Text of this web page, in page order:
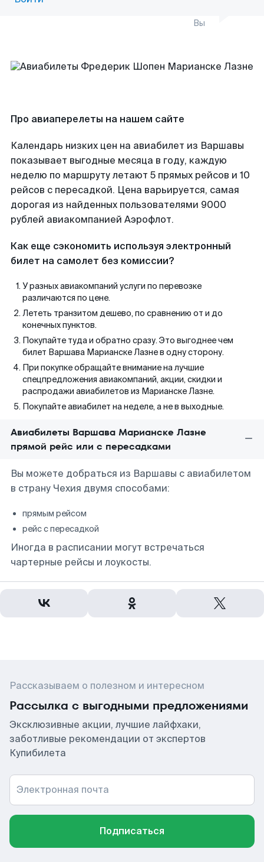
Вы
Про авиаперелеты на нашем сайте
Календарь низких цен на авиабилет из Варшавы
показывает выгодные месяца в году, каждую
неделю по маршруту летают 5 прямых рейсов и 10
рейсов с пересадкой. Цена варьируется, самая
дорогая из найденных пользователями 9000
рублей авиакомпанией Аэрофлот.
Как еще сэкономить используя электронный
билет на самолет без комиссии?
У разных авиакомпаний услуги по перевозке
различаются по цене.
Лететь транзитом дешево, по сравнению от и до
конечных пунктов.
Покупайте туда и обратно сразу. Это выгоднее чем
билет Варшава Марианске Лазне в одну сторону.
При покупке обращайте внимание на лучшие
спецпредложения авиакомпаний, акции, скидки и
распродажи авиабилетов из Марианске Лазне.
Покупайте авиабилет на неделе, а не в выходные.
Авиабилеты Варшава Марианске Лазне
прямой рейс или с пересадками
Вы можете добраться из Варшавы с авиабилетом
в страну Чехия двумя способами:
прямым рейсом
рейс с пересадкой
Иногда в расписании могут встречаться
чартерные рейсы и лоукосты.
Рассказываем о полезном и интересном
Рассылка с выгодными предложениями
Эксклюзивные акции, лучшие лайфхаки,
заботливые рекомендации от экспертов
Купибилета
Электронная почта
Подписаться